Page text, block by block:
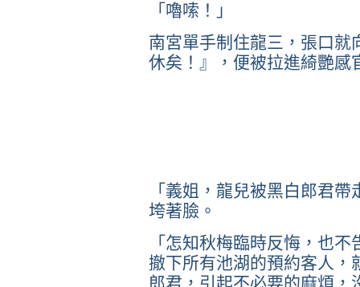
「嚕嗦！」
南宮單手制住龍三，張口就
休矣！』，便被拉進綺艷感
「義姐，龍兒被黑白郎君
垮著臉。
「怎知秋梅臨時反悔，也
撤下所有池湖的預約客人，
郎君，引起不必要的麻煩，